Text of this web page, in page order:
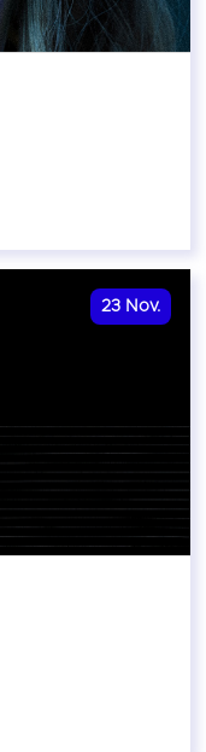
23 Nov.